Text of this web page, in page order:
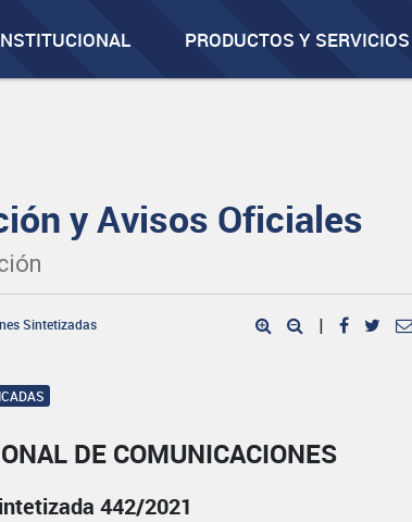
PRODUCTOS Y SERVICIOS
y Avisos Oficiales
Sintetizadas
|
DE COMUNICACIONES
442/2021